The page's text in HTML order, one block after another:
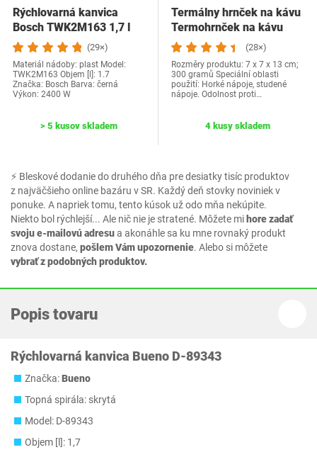
⚡ Bleskové dodanie do druhého dňa pre desiatky tisíc produktov
z najväčšieho online bazáru v SR. Každý deň stovky noviniek v
ponuke. A napriek tomu, tento kúsok už odo mňa nekúpite.
Niekto bol rýchlejší... Ale nič nie je stratené. Môžete mihore zadať
svoju e-mailovú adresua akonáhle sa ku mne rovnaký produkt
znova dostane, pošlem Vám upozornenie. Alebo si môžete
vybrať z podobných produktov.
Rýchlovarná kanvica
Bosch TWK2M163 1,7 l
(29×)
Materiál nádoby: plast Model:
TWK2M163 Objem [l]: 1.7
Značka: Bosch Barva: černá
Výkon: 2400 W
> 5 kusov skladem
Termálny hrnček na kávu
Termohrnček na kávu
Cestovný hrnček…
(28×)
Rozměry produktu: 7 x 7 x 13 cm;
300 gramů Speciální oblasti
použití: Horké nápoje, studené
nápoje. Odolnost proti…
4 kusy skladem
Popis tovaru
Rýchlovarná kanvica Bueno D-89343
Značka:Bueno
Topná spirála: skrytá
Model: D-89343
Objem [l]: 1,7